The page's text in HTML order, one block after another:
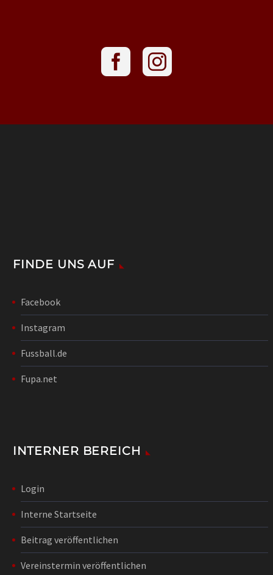
FINDE UNS AUF
Facebook
Instagram
Fussball.de
Fupa.net
INTERNER BEREICH
Login
Interne Startseite
Beitrag veröffentlichen
Vereinstermin veröffentlichen